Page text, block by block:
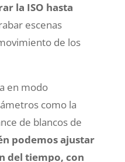
la ISO hasta
escenas
de los
en modo
como la
de blancos de
podemos ajustar
del tiempo, con